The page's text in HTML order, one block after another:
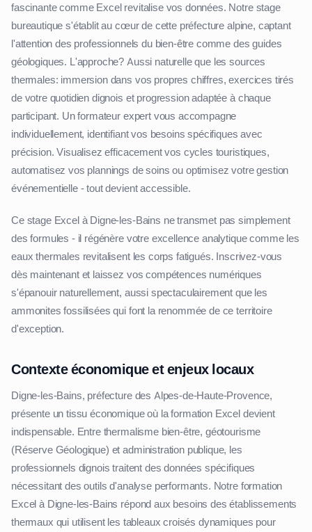
fascinante comme Excel revitalise vos données. Notre stage
bureautique s'établit au cœur de cette préfecture alpine, captant
l'attention des professionnels du bien-être comme des guides
géologiques. L'approche? Aussi naturelle que les sources
thermales: immersion dans vos propres chiffres, exercices tirés
de votre quotidien dignois et progression adaptée à chaque
participant. Un formateur expert vous accompagne
individuellement, identifiant vos besoins spécifiques avec
précision. Visualisez efficacement vos cycles touristiques,
automatisez vos plannings de soins ou optimisez votre gestion
événementielle - tout devient accessible.
Ce stage Excel à Digne-les-Bains ne transmet pas simplement
des formules - il régénère votre excellence analytique comme les
eaux thermales revitalisent les corps fatigués. Inscrivez-vous
dès maintenant et laissez vos compétences numériques
s'épanouir naturellement, aussi spectaculairement que les
ammonites fossilisées qui font la renommée de ce territoire
d'exception.
Contexte économique et enjeux locaux
Digne-les-Bains, préfecture des Alpes-de-Haute-Provence,
présente un tissu économique où la formation Excel devient
indispensable. Entre thermalisme bien-être, géotourisme
(Réserve Géologique) et administration publique, les
professionnels dignois traitent des données spécifiques
nécessitant des outils d'analyse performants. Notre formation
Excel à Digne-les-Bains répond aux besoins des établissements
thermaux qui utilisent les tableaux croisés dynamiques pour